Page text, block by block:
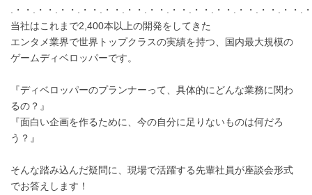
.・・.・・.・・.・・.・・.・・.・・.・・.・・.・・.・・.・・.・・.
当社はこれまで2,400本以上の開発をしてきた
エンタメ業界で世界トップクラスの実績を持つ、国内最大規模の
ゲームディベロッパーです。
『ディベロッパーのプランナーって、具体的にどんな業務に関わ
るの？』
『面白い企画を作るために、今の自分に足りないものは何だろ
う？』
そんな踏み込んだ疑問に、現場で活躍する先輩社員が座談会形式
でお答えします！